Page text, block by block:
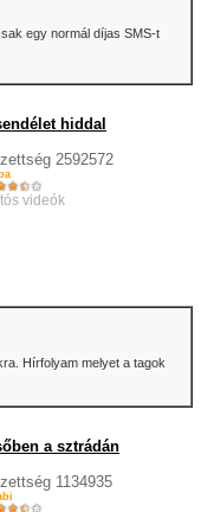
egy normál díjas SMS-t
hiddal
2592572
videók
Hírfolyam melyet a tagok
a sztrádán
1134935